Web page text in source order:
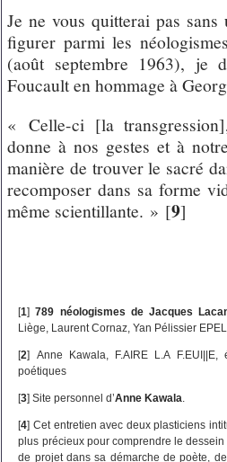
Je ne vous quitterai pas
figurer parmi les
(août septembre 1963), je
Foucault en hommage à
« Celle-ci [la
donne à nos gestes et à
manière de trouver le sacré
recomposer dans sa forme
même scientillante. » [9]
[1]789 néologismes de Jacques
Liège, Laurent Cornaz, Yan Pélissier
[2] Anne Kawala, F.AIRE L.A
poétiques
[3]Site personnel d’Anne Kawala.
[4] Cet entretien avec deux plasticiens
plus précieux pour comprendre le
de projet dans sa démarche de poète,